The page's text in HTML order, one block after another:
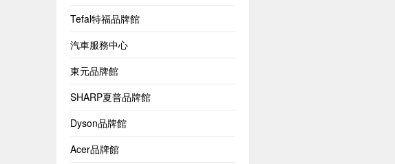
Tefal特福品牌館
汽車服務中心
東元品牌館
SHARP夏普品牌館
Dyson品牌館
Acer品牌館